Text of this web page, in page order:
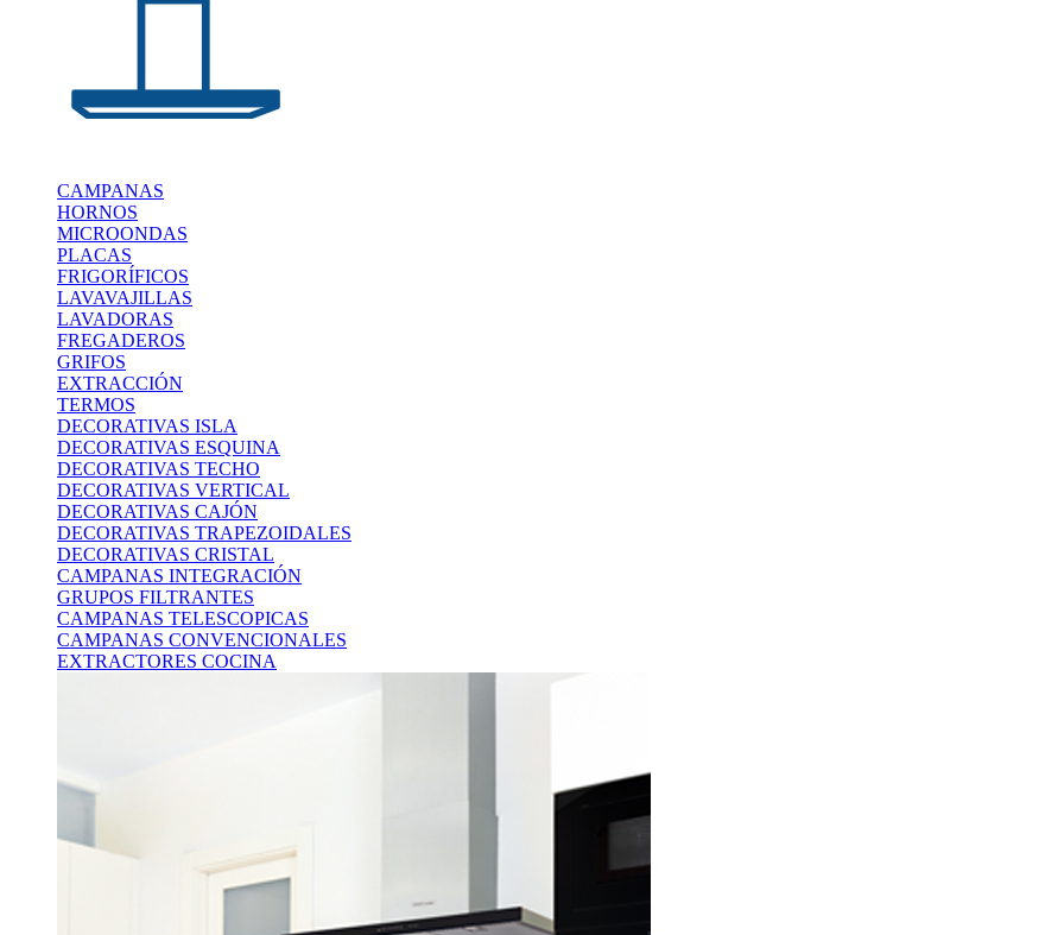
CAMPANAS
HORNOS
MICROONDAS
PLACAS
FRIGORÍFICOS
LAVAVAJILLAS
LAVADORAS
FREGADEROS
GRIFOS
EXTRACCIÓN
TERMOS
DECORATIVAS ISLA
DECORATIVAS ESQUINA
DECORATIVAS TECHO
DECORATIVAS VERTICAL
DECORATIVAS CAJÓN
DECORATIVAS TRAPEZOIDALES
DECORATIVAS CRISTAL
CAMPANAS INTEGRACIÓN
GRUPOS FILTRANTES
CAMPANAS TELESCOPICAS
CAMPANAS CONVENCIONALES
EXTRACTORES COCINA